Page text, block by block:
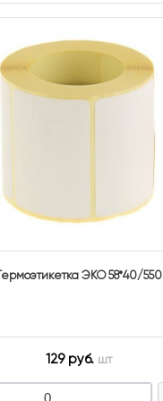
Термоэтикетка ЭКО 58*40/550
129 руб. шт